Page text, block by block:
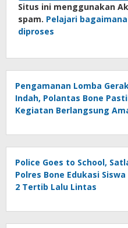
Situs ini menggunakan
spam. Pelajari
diproses
Pengamanan Lomba
Indah, Polantas Bone
Kegiatan Berlangsung
Police Goes to School,
Polres Bone Edukasi Siswa
2 Tertib Lalu Lintas